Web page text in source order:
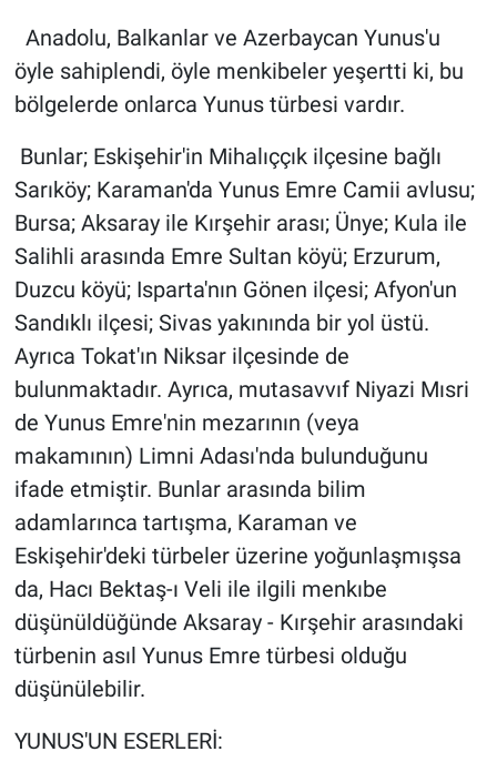
Anadolu, Balkanlar ve Azerbaycan Yunus'u
öyle sahiplendi, öyle menkibeler yeşertti ki, bu
bölgelerde onlarca Yunus türbesi vardır.
Bunlar; Eskişehir'in Mihalıççık ilçesine bağlı
Sarıköy; Karaman'da Yunus Emre Camii avlusu;
Bursa; Aksaray ile Kırşehir arası; Ünye; Kula ile
Salihli arasında Emre Sultan köyü; Erzurum,
Duzcu köyü; Isparta'nın Gönen ilçesi; Afyon'un
Sandıklı ilçesi; Sivas yakınında bir yol üstü.
Ayrıca Tokat'ın Niksar ilçesinde de
bulunmaktadır. Ayrıca, mutasavvıf Niyazi Mısri
de Yunus Emre'nin mezarının (veya
makamının) Limni Adası'nda bulunduğunu
ifade etmiştir. Bunlar arasında bilim
adamlarınca tartışma, Karaman ve
Eskişehir'deki türbeler üzerine yoğunlaşmışsa
da, Hacı Bektaş-ı Veli ile ilgili menkıbe
düşünüldüğünde Aksaray - Kırşehir arasındaki
türbenin asıl Yunus Emre türbesi olduğu
düşünülebilir.
YUNUS'UN ESERLERİ: